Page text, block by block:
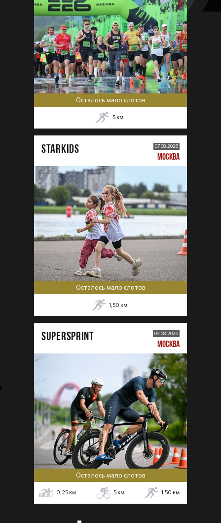
Осталось мало слотов
5 км
STARKIDS 07.08.2026
МОСКВА
Осталось мало слотов
1,50 км
SUPERSPRINT 09.08.2026
МОСКВА
Осталось мало слотов
0,25 км 5 км 1,50 км